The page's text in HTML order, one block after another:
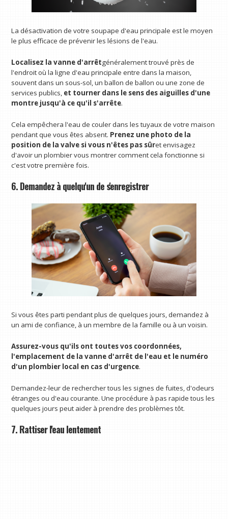
La désactivation de votre soupape d'eau principale est le moyen
le plus efficace de prévenir les lésions de l'eau.
Localisez la vanne d'arrêtgénéralement trouvé près de
l'endroit où la ligne d'eau principale entre dans la maison,
souvent dans un sous-sol, un ballon de ballon ou une zone de
services publics, et tourner dans le sens des aiguilles d'une
montre jusqu'à ce qu'il s'arrête.
Cela empêchera l'eau de couler dans les tuyaux de votre maison
pendant que vous êtes absent. Prenez une photo de la
position de la valve si vous n'êtes pas sûret envisagez
d'avoir un plombier vous montrer comment cela fonctionne si
c'est votre première fois.
6. Demandez à quelqu'un de s'enregistrer
Si vous êtes parti pendant plus de quelques jours, demandez à
un ami de confiance, à un membre de la famille ou à un voisin.
Assurez-vous qu'ils ont toutes vos coordonnées,
l'emplacement de la vanne d'arrêt de l'eau et le numéro
d'un plombier local en cas d'urgence.
Demandez-leur de rechercher tous les signes de fuites, d'odeurs
étranges ou d'eau courante. Une procédure à pas rapide tous les
quelques jours peut aider à prendre des problèmes tôt.
7. Rattiser l'eau lentement